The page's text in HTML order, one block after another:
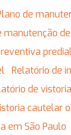
Plano de
manutenção
Relatório de
de
Vistoria cautelar
em São Paulo